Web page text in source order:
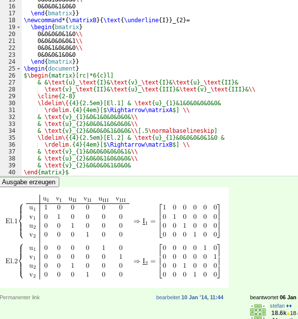
16
17
18
19
20
21
22
23
24
25
26
27
28
29
30
31
32
33
34
35
36
37
38
39
40
41
    0&0&0&1&0&0
\end { bmatrix} }
\newcommand *{\matrixB}{\text{\underline{ I }} {2}=
\begin{ bmatrix}
    0&0&0&0&1&0
\\
    0&0&0&0&0&1
\\
    0&0&1&0&0&0
\\
    0&0&0&1&0&0
\end { bmatrix} }
\begin{document }
$\begin{matrix}[rc|*6{c}l]
    & &
\text{u}_ \text{I}&\text{v}_ \text{I}&\text{u}_ \text{II}&
\text{v}_ \text{II}&\text{u}_ \text{III}&\text{v}_ \text{III}&\\
\cline{2-8}
\ldelim\{ {4}{2.5em}[El.1] & \text{u}_{1}&1&0&0&0&0&0&
\rdelim.{4}{4em}[$\Rightarrow\matrixA$] \\
    &
\text{v}_{1}&0&1&0&0&0&0&\\
    &
\text{u}_{2}&0&0&1&0&0&0&\\
    &
\text{v}_{2}&0&0&0&1&0&0&\\ [.5\normalbaselineskip
\ldelim\{ {4}{2.5em}[El.2] & \text{u}_{1}&0&0&0&0&1&0 &
\rdelim.{4}{4em}[$\Rightarrow\matrixB$] \\
    &
\text{v}_{1}&0&0&0&0&0&1&\\
    &
\text{u}_{2}&0&0&1&0&0&0&\\
    &
\text{v}_{2}&0&0&0&1&0&0&
\end {matrix}$
\end{document
Ausgabe erzeugen
Permanenter link beantwortet 06 Jan
stefan ♦♦
18.6k●18
bearbeitet 10 Jan '14, 11:44